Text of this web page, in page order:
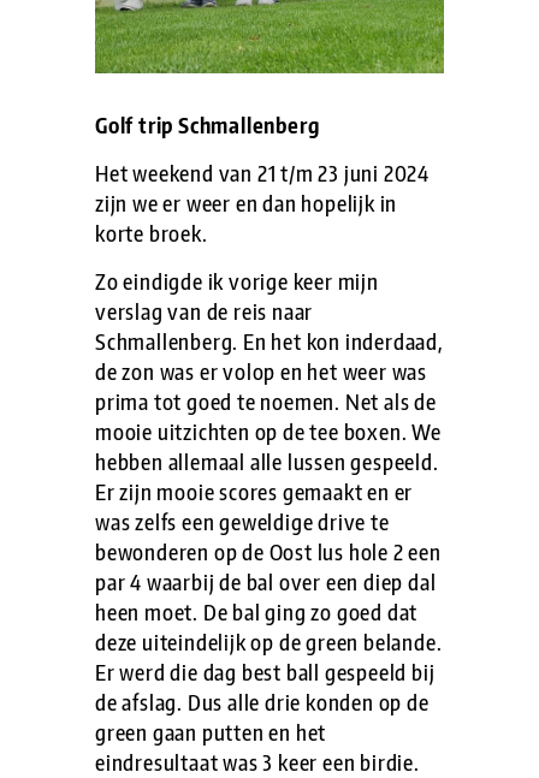
Golf trip Schmallenberg
Het weekend van 21 t/m 23 juni 2024
zijn we er weer en dan hopelijk in
korte broek.
Zo eindigde ik vorige keer mijn
verslag van de reis naar
Schmallenberg. En het kon inderdaad,
de zon was er volop en het weer was
prima tot goed te noemen. Net als de
mooie uitzichten op de tee boxen. We
hebben allemaal alle lussen gespeeld.
Er zijn mooie scores gemaakt en er
was zelfs een geweldige drive te
bewonderen op de Oost lus hole 2 een
par 4 waarbij de bal over een diep dal
heen moet. De bal ging zo goed dat
deze uiteindelijk op de green belande.
Er werd die dag best ball gespeeld bij
de afslag. Dus alle drie konden op de
green gaan putten en het
eindresultaat was 3 keer een birdie.